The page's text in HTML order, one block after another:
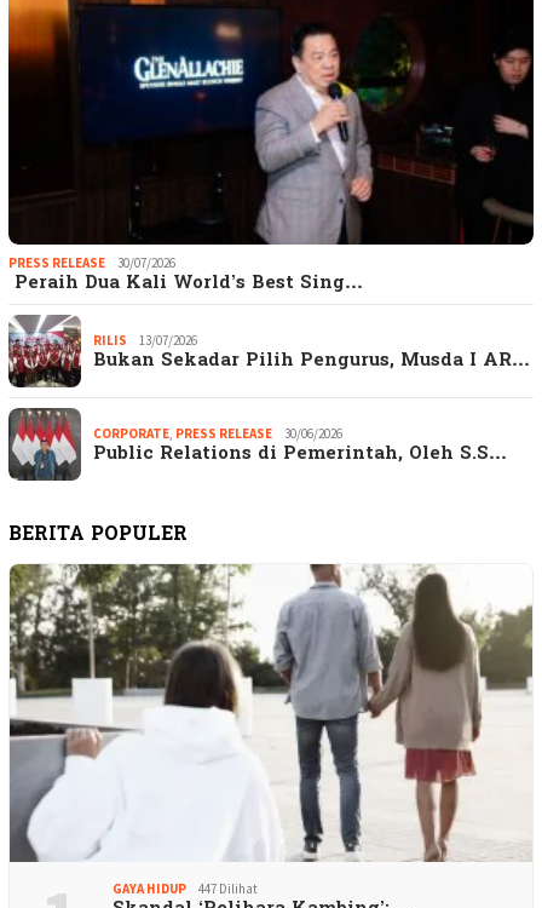
PRESS RELEASE 30/07/2026
Peraih Dua Kali World’s Best Sing…
RILIS 13/07/2026
Bukan Sekadar Pilih Pengurus, Musda I AR…
CORPORATE, PRESS RELEASE 30/06/2026
Public Relations di Pemerintah, Oleh S.S…
BERITA POPULER
GAYA HIDUP 447 Dilihat